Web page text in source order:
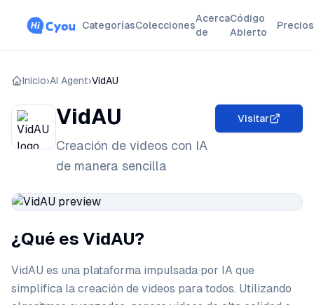
CategoríasColecciones
Acerca
de
Código
Abierto
Precios
Inicio›AI Agent›VidAU
VidAU
Creación de videos con IA
de manera sencilla
Visitar
¿Qué es VidAU?
VidAU es una plataforma impulsada por IA que
simplifica la creación de videos para todos. Utilizando